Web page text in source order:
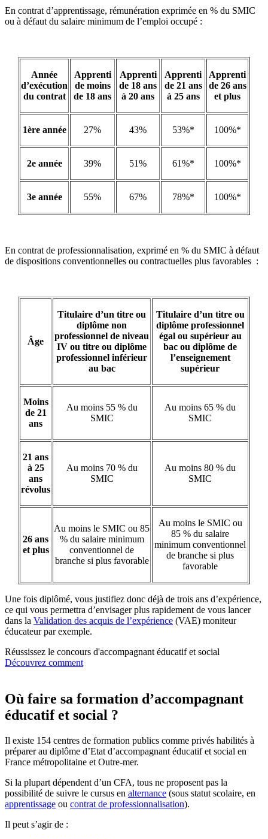
En contrat d’apprentissage, rémunération exprimée en % du SMIC
ou à défaut du salaire minimum de l’emploi occupé :
Année
d’exécution
du contrat
Apprenti
de moins
de 18 ans
Apprenti
de 18 ans
à 20 ans
Apprenti
de 21 ans
à 25 ans
Apprenti
de 26 ans
et plus
1ère année 27% 43% 53%* 100%*
2e année 39% 51% 61%* 100%*
3e année 55% 67% 78%* 100%*
En contrat de professionnalisation, exprimé en % du SMIC à défaut
de dispositions conventionnelles ou contractuelles plus favorables :
Âge
Titulaire d’un titre ou
diplôme non
professionnel de niveau
IV ou titre ou diplôme
professionnel inférieur
au bac
Titulaire d’un titre ou
diplôme professionnel
égal ou supérieur au
bac ou diplôme de
l’enseignement
supérieur
Moins
de 21
ans
Au moins 55 % du
SMIC
Au moins 65 % du
SMIC
21 ans
à 25
ans
révolus
Au moins 70 % du
SMIC
Au moins 80 % du
SMIC
26 ans
et plus
Au moins le SMIC ou 85
% du salaire minimum
conventionnel de
branche si plus favorable
Au moins le SMIC ou
85 % du salaire
minimum conventionnel
de branche si plus
favorable
Une fois diplômé, vous justifiez donc déjà de trois ans d’expérience,
ce qui vous permettra d’envisager plus rapidement de vous lancer
dans la Validation des acquis de l’expérience (VAE) moniteur
éducateur par exemple.
Réussissez le concours d'accompagnant éducatif et social
Découvrez comment
Où faire sa formation d’accompagnant
éducatif et social ?
Il existe 154 centres de formation publics comme privés habilités à
préparer au diplôme d’Etat d’accompagnant éducatif et social en
France métropolitaine et Outre-mer.
Si la plupart dépendent d’un CFA, tous ne proposent pas la
possibilité de suivre le cursus en alternance (sous statut scolaire, en
apprentissage ou contrat de professionnalisation).
Il peut s’agir de :